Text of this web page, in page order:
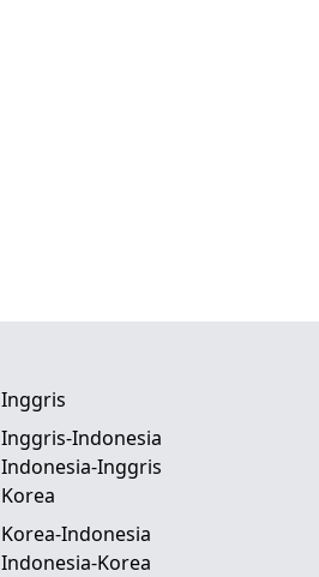
Inggris
Inggris-Indonesia
Indonesia-Inggris
Korea
Korea-Indonesia
Indonesia-Korea